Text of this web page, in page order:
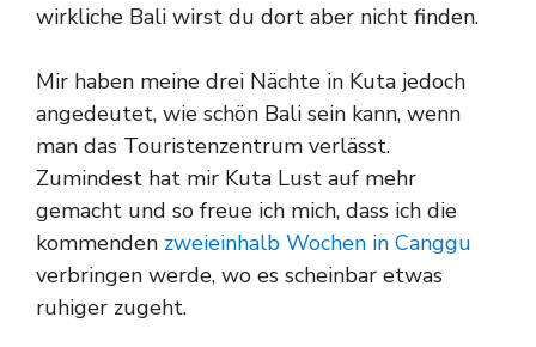
wirkliche Bali wirst du dort aber nicht finden.
Mir haben meine drei Nächte in Kuta jedoch
angedeutet, wie schön Bali sein kann, wenn
man das Touristenzentrum verlässt.
Zumindest hat mir Kuta Lust auf mehr
gemacht und so freue ich mich, dass ich die
kommenden zweieinhalb Wochen in Canggu
verbringen werde, wo es scheinbar etwas
ruhiger zugeht.